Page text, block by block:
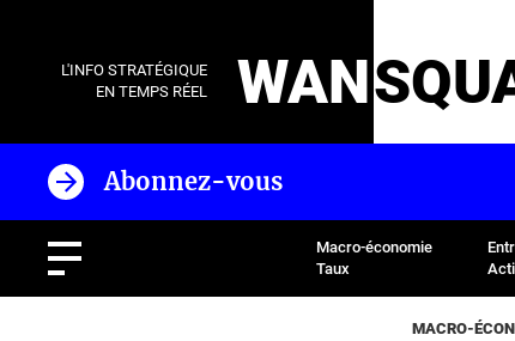
L'INFO STRATÉGIQUE
EN TEMPS RÉEL
WAN
Abonnez-vous
Macro-économie
Taux
MACRO-